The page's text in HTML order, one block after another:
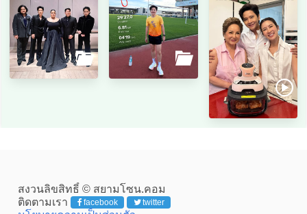
สงวนลิขสิทธิ์ © สยามโซน.คอม
ติดตามเรา
facebook twitter